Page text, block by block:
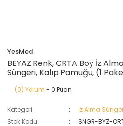
YesMed
BEYAZ Renk, ORTA Boy İz
Süngeri, Kalıp Pamuğu, (1
(0) Yorum - 0 Puan
Kategori
İz Alma
Stok Kodu
SNGR-BYZ-